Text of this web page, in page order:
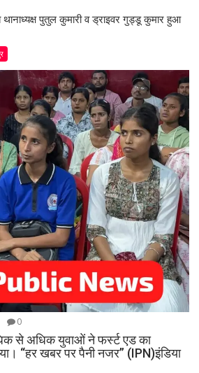
पुतुल कुमारी व ड्राइवर गुड्डू कुमार हुआ
0
से अधिक युवाओं ने फर्स्ट एड का
“हर खबर पर पैनी नजर” (IPN)इंडिया